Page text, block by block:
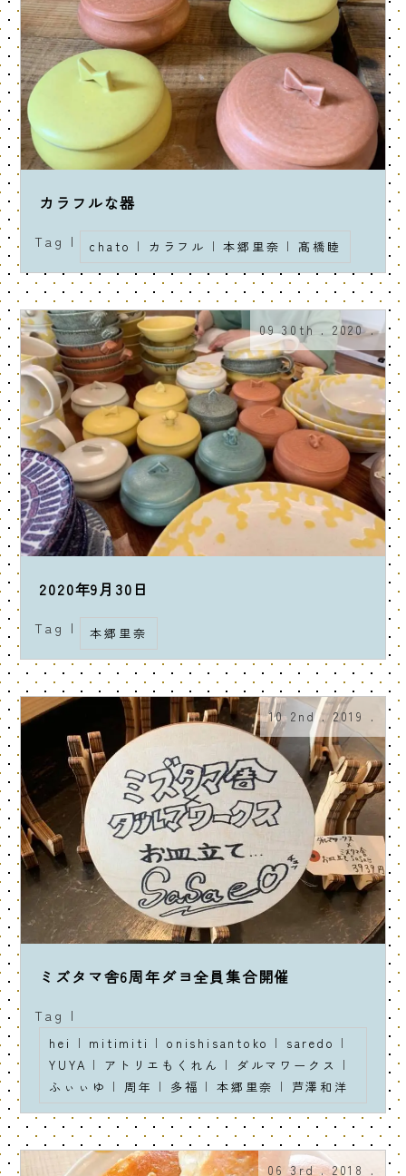
カラフルな器
Tag | chato | カラフル |本郷里奈 |髙橋睦
09 30th . 2020 .
2020年9月30日
Tag | 本郷里奈
10 2nd . 2019 .
ミズタマ舎6周年ダヨ全員集合開催
Tag |
hei | mitimiti |onishisantoko | saredo |
YUYA | アトリエもくれん | ダルマワークス
|
ふぃぃゆ | 周年 | 多福 |本郷里奈 | 芦澤和洋
06 3rd . 2018 .